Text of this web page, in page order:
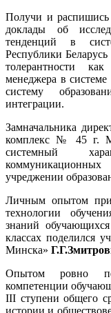
Получи и распишись
доклады об
тенденций в
Республики
толерантности
менеджера в системе
систему
интеграции.
Замначальника
комплекс № 45 г.
системный
учреджении
Личным опытом
технологии
знаний
классах поделился
Минска»
Опытом ровно
компетенции
III ступени общего
истории и